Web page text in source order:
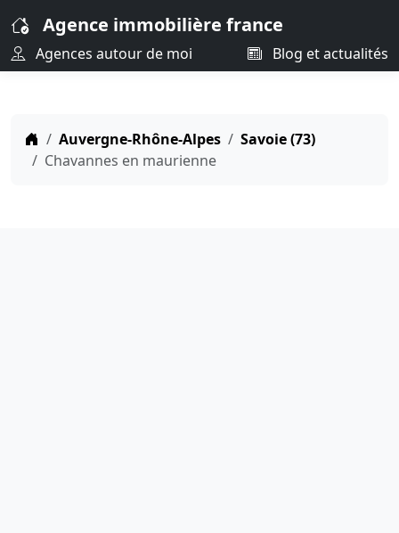
Agence immobilière france
Agences autour de moi Blog et actualités
Auvergne-Rhône-Alpes
Savoie (73)
Chavannes en maurienne